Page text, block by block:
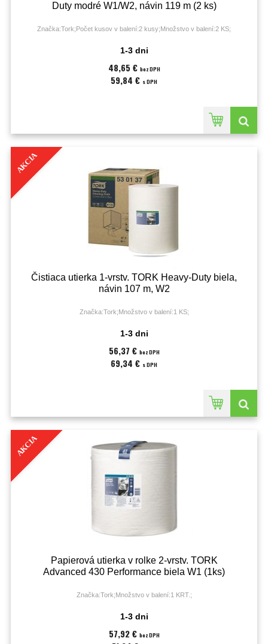
Duty modré W1/W2, návin 119 m (2 ks)
Značka:Tork;Počet kusov v balení:2 kusy;Množstvo v balení:2 KS;
1-3 dni
48,65 € bez DPH
59,84 € s DPH
AKCIA
Čistiaca utierka 1-vrstv. TORK Heavy-Duty biela,
návin 107 m, W2
Značka:Tork;Množstvo v balení:1 KS;
1-3 dni
56,37 € bez DPH
69,34 € s DPH
AKCIA
Papierová utierka v rolke 2-vrstv. TORK
Advanced 430 Performance biela W1 (1ks)
Značka:Tork;Množstvo v balení:1 KRT.;
1-3 dni
57,92 € bez DPH